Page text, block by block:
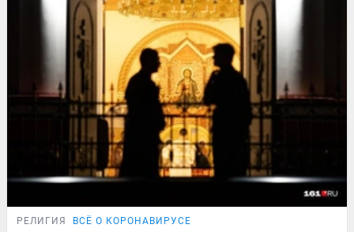
РЕЛИГИЯ ВСЁ О КОРОНАВИРУСЕ